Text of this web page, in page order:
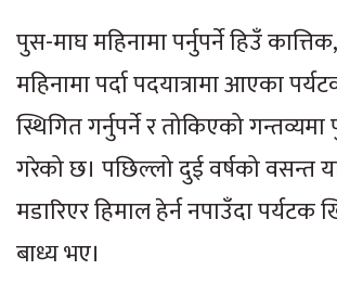
पुस-माघ महिनामा पर्नुपर्ने हिउँ
महिनामा पर्दा पदयात्रामा आएका
स्थिगित गर्नुपर्ने र तोकिएको
गरेको छ। पछिल्लो दुई वर्षको वसन्त
मडारिएर हिमाल हेर्न नपाउँदा पर्यटक
बाध्य भए।